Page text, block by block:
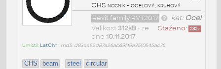
CHS nosník - ocelový, kruhový
kat: Ocel
Revit family RVT2017
Staženo: 232x
Velikost312kB• ze
dne 10.11.2017
Umístil: LatCh^ • md5: d83aa52d87a26ab69f19a3510545ac75
CHS beam - steel circular